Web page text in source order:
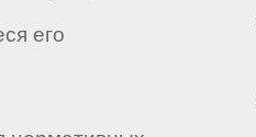
его